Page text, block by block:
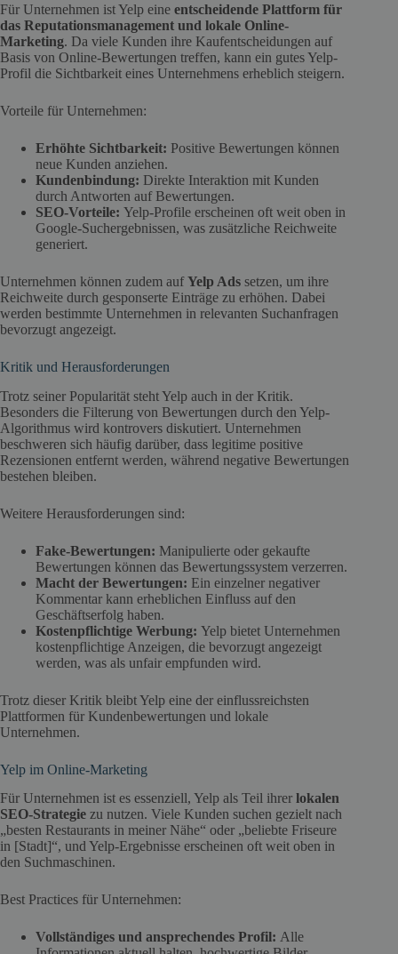
Für Unternehmen ist Yelp eine entscheidende Plattform für
das Reputationsmanagement und lokale Online-
Marketing. Da viele Kunden ihre Kaufentscheidungen auf
Basis von Online-Bewertungen treffen, kann ein gutes Yelp-
Profil die Sichtbarkeit eines Unternehmens erheblich steigern.
Vorteile für Unternehmen:
Erhöhte Sichtbarkeit: Positive Bewertungen können
neue Kunden anziehen.
Kundenbindung: Direkte Interaktion mit Kunden
durch Antworten auf Bewertungen.
SEO-Vorteile: Yelp-Profile erscheinen oft weit oben in
Google-Suchergebnissen, was zusätzliche Reichweite
generiert.
Unternehmen können zudem aufYelp Ads setzen, um ihre
Reichweite durch gesponserte Einträge zu erhöhen. Dabei
werden bestimmte Unternehmen in relevanten Suchanfragen
bevorzugt angezeigt.
Kritik und Herausforderungen
Trotz seiner Popularität steht Yelp auch in der Kritik.
Besonders die Filterung von Bewertungen durch den Yelp-
Algorithmus wird kontrovers diskutiert. Unternehmen
beschweren sich häufig darüber, dass legitime positive
Rezensionen entfernt werden, während negative Bewertungen
bestehen bleiben.
Weitere Herausforderungen sind:
Fake-Bewertungen: Manipulierte oder gekaufte
Bewertungen können das Bewertungssystem verzerren.
Macht der Bewertungen: Ein einzelner negativer
Kommentar kann erheblichen Einfluss auf den
Geschäftserfolg haben.
Kostenpflichtige Werbung: Yelp bietet Unternehmen
kostenpflichtige Anzeigen, die bevorzugt angezeigt
werden, was als unfair empfunden wird.
Trotz dieser Kritik bleibt Yelp eine der einflussreichsten
Plattformen für Kundenbewertungen und lokale
Unternehmen.
Yelp im Online-Marketing
Für Unternehmen ist es essenziell, Yelp als Teil ihrer lokalen
SEO-Strategie zu nutzen. Viele Kunden suchen gezielt nach
„besten Restaurants in meiner Nähe“ oder „beliebte Friseure
in [Stadt]“, und Yelp-Ergebnisse erscheinen oft weit oben in
den Suchmaschinen.
Best Practices für Unternehmen:
Vollständiges und ansprechendes Profil: Alle